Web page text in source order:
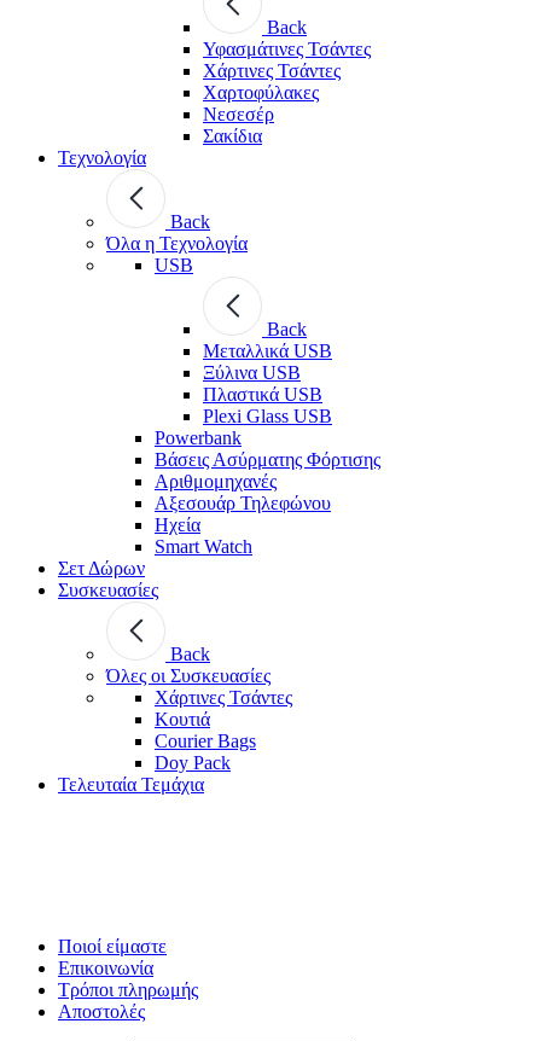
Back
Υφασμάτινες Τσάντες
Χάρτινες Τσάντες
Χαρτοφύλακες
Νεσεσέρ
Σακίδια
Τεχνολογία
Back
Όλα η Τεχνολογία
USB
Back
Μεταλλικά USB
Ξύλινα USB
Πλαστικά USB
Plexi Glass USB
Powerbank
Βάσεις Ασύρματης Φόρτισης
Αριθμομηχανές
Αξεσουάρ Τηλεφώνου
Ηχεία
Smart Watch
Σετ Δώρων
Συσκευασίες
Back
Όλες οι Συσκευασίες
Χάρτινες Τσάντες
Κουτιά
Courier Bags
Doy Pack
Τελευταία Τεμάχια
Ποιοί είμαστε
Επικοινωνία
Τρόποι πληρωμής
Αποστολές